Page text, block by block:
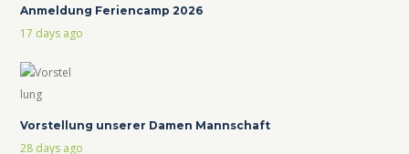
Anmeldung Feriencamp 2026
17 days ago
Vorstellung unserer Damen Mannschaft
28 days ago